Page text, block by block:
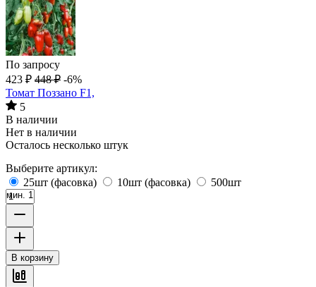
По запросу
423 ₽ 448 ₽ -6%
Томат Поззано F1,
5
В наличии
Нет в наличии
Осталось несколько штук
Выберите артикул:
25шт (фасовка)
10шт (фасовка) 500шт
мин. 1
В корзину